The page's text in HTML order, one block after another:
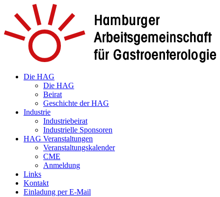
Die HAG
Die HAG
Beirat
Geschichte der HAG
Industrie
Industriebeirat
Industrielle Sponsoren
HAG Veranstaltungen
Veranstaltungskalender
CME
Anmeldung
Links
Kontakt
Einladung per E-Mail